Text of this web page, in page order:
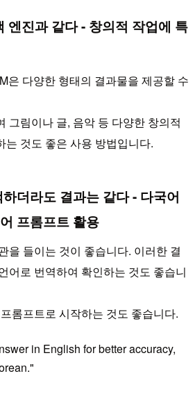
엔진과 같다 - 창의적 작업에 특
은 다양한 형태의 결과물을 제공할 수
그림이나 글, 음악 등 다양한 창의적
는 것도 좋은 사용 방법입니다.
더라도 결과는 같다 - 다국어
프롬프트 활용
을 들이는 것이 좋습니다. 이러한 결
어로 번역하여 확인하는 것도 좋습니
롬프트로 시작하는 것도 좋습니다.
in English for better accuracy,